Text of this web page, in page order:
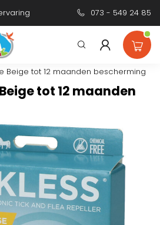
Persoonlijk
073 - 549 24 85
Beige tot 12 maanden bescherming
tot 12 maanden